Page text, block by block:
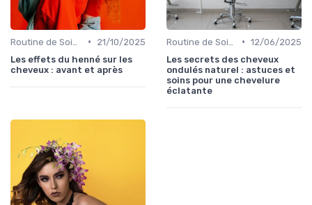
•
21/10/2025
Les effets du henné sur les
cheveux : avant et après
• 12/06/2025
Les secrets des cheveux
ondulés naturel : astuces et
soins pour une chevelure
éclatante